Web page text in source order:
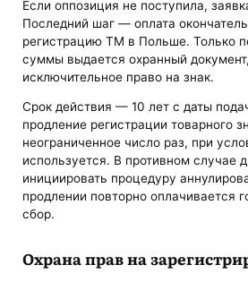
Если оппозиция не поступила,
Последний шаг — оплата
регистрацию ТМ в Польше. Только
суммы выдается охранный
исключительное право на знак.
Срок действия — 10 лет с даты
продление регистрации товарного
неограниченное число раз, при
используется. В противном случае
инициировать процедуру
продлении повторно оплачивается
сбор.
Охрана прав на